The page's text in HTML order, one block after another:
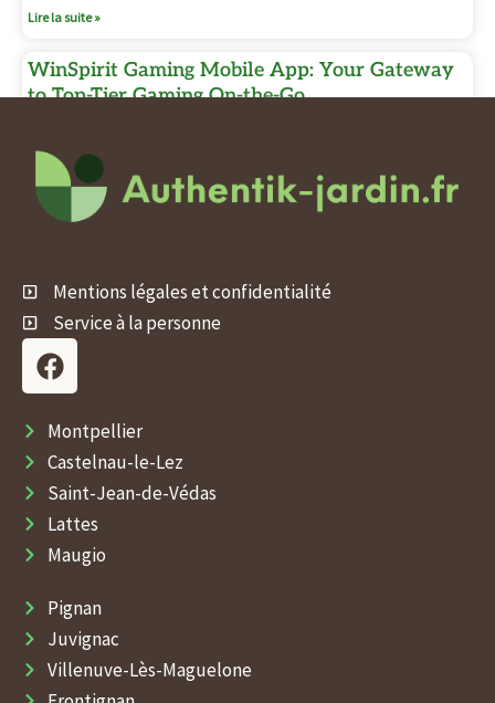
Lire la suite »
WinSpirit Gaming Mobile App: Your Gateway
to Top-Tier Gaming On-the-Go
Mentions légales et confidentialité
Service à la personne
F
a
c
e
b
o
o
k
Montpellier
Castelnau-le-Lez
Saint-Jean-de-Védas
Lattes
Maugio
Pignan
Juvignac
Villenuve-Lès-Maguelone